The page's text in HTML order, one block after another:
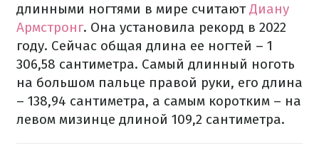
длинными ногтями в мире считаютДиану
Армстронг. Она установила рекорд в 2022
году. Сейчас общая длина ее ногтей – 1
306,58 сантиметра. Самый длинный ноготь
на большом пальце правой руки, его длина
– 138,94 сантиметра, а самым коротким – на
левом мизинце длиной 109,2 сантиметра.